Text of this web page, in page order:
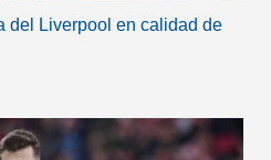
del Liverpool en calidad de